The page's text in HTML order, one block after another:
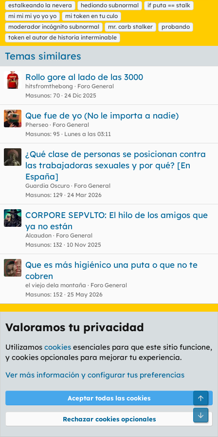
e
t
a
s
estalkeando la nevera
hediondo subnormal
if puta == stalk
mi mi mi yo yo yo
mi token en tu culo
moderador incógnito subnormal
mr. carb stalker
probando
token el autor de historia interminable
Temas similares
Rollo gore al lado de las 3000
hitsfromthebong
Foro General
Masunos 70 24 Dic 2025
Que fue de yo (No le importa a nadie)
Pherseo
Foro General
Masunos 95 Lunes a las 03:11
¿Qué clase de personas se posicionan contra
las trabajadoras sexuales y por qué? [En
España]
Guardia Oscuro
Foro General
Masunos 129 24 Mar 2026
CORPORE SEPVLTO: El hilo de los amigos que
ya no están
Alcaudon
Foro General
Masunos 132 10 Nov 2025
Que es más higiénico una puta o que no te
cobren
el viejo dela montaña
Foro General
Masunos 152 25 May 2026
Compartir: BlueskyLinkedInReddit
Valoramos tu privacidad
Utilizamos cookies esenciales para que este sitio funcione,
y cookies opcionales para mejorar tu experiencia.
Ver más información y configurar tus preferencias
Aceptar todas las cookies
Rechazar cookies opcionales